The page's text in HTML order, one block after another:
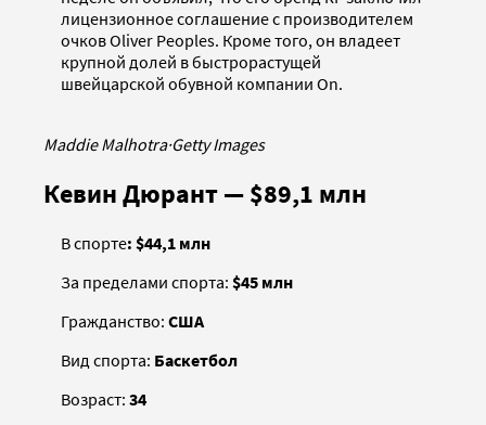
лицензионное соглашение с производителем
очков Oliver Peoples. Кроме того, он владеет
крупной долей в быстрорастущей
швейцарской обувной компании On.
Maddie Malhotra·Getty Images
Кевин Дюрант — $89,1 млн
В спорте: $44,1 млн
За пределами спорта: $45 млн
Гражданство: США
Вид спорта: Баскетбол
Возраст: 34